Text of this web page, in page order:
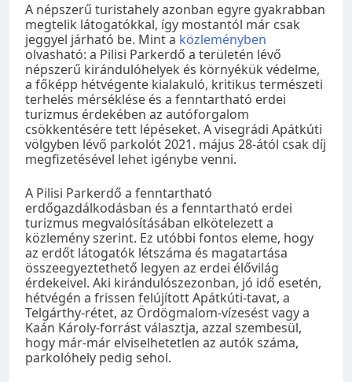
A népszerű turistahely azonban egyre gyakrabban
megtelik látogatókkal, így mostantól már csak
jeggyel járható be. Mint a közleményben
olvasható: a Pilisi Parkerdő a területén lévő
népszerű kirándulóhelyek és környékük védelme,
a főképp hétvégente kialakuló, kritikus természeti
terhelés mérséklése és a fenntartható erdei
turizmus érdekében az autóforgalom
csökkentésére tett lépéseket. A visegrádi Apátkúti
völgyben lévő parkolót 2021. május 28-ától csak díj
megfizetésével lehet igénybe venni.
A Pilisi Parkerdő a fenntartható
erdőgazdálkodásban és a fenntartható erdei
turizmus megvalósításában elkötelezett a
közlemény szerint. Ez utóbbi fontos eleme, hogy
az erdőt látogatók létszáma és magatartása
összeegyeztethető legyen az erdei élővilág
érdekeivel. Aki kirándulószezonban, jó idő esetén,
hétvégén a frissen felújított Apátkúti-tavat, a
Telgárthy-rétet, az Ördögmalom-vízesést vagy a
Kaán Károly-forrást választja, azzal szembesül,
hogy már-már elviselhetetlen az autók száma,
parkolóhely pedig sehol.